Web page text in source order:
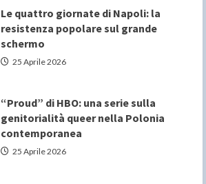
Le quattro giornate di Napoli: la
resistenza popolare sul grande
schermo
25 Aprile 2026
“Proud” di HBO: una serie sulla
genitorialità queer nella Polonia
contemporanea
25 Aprile 2026